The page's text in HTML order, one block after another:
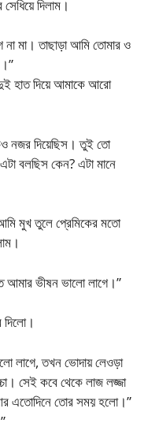
দিলাম।
না মা। তাছাড়া আমি তোমার ও
হাত দিয়ে আমাকে আরো
নজর দিয়েছিস। তুই তো
বলছিস কেন? এটা মানে
মুখ তুলে প্রেমিকের মতো
আমার ভীষন ভালো লাগে।”
দিলো।
লাগে, তখন ভোদায় লেওড়া
সেই কবে থেকে লাজ লজ্জা
এতোদিনে তোর সময় হলো।”